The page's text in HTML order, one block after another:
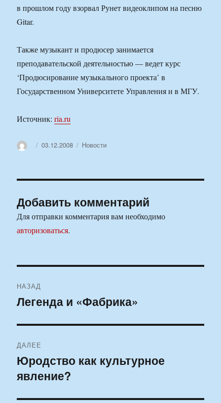
в прошлом году взорвал Рунет видеоклипом на песню
Gitar.
Также музыкант и продюсер занимается
преподавательской деятельностью — ведет курс
‘Продюсирование музыкального проекта’ в
Государственном Университете Управления и в МГУ.
Источник:ria.ru
АвторОпубликовано
03.12.2008 Рубрики
Новости
Добавить комментарий
Для отправки комментария вам необходимо
авторизоваться.
по
НАЗАД
Предыдущая
Легенда и «Фабрика»
ДАЛЕЕ
Следующая
запись:
Юродство как культурное
явление?